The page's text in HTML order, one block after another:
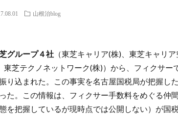
山根治blog
グループ４社 （東芝キャリア(株)、東芝キャリ
東芝テクノネットワーク(株)）から、フィクサ
り込まれた。この事実を名古屋国税局が把握し
た。この情報は、フィクサー手数料をめぐる仲
態を把握しているが現時点では公開しない）が国